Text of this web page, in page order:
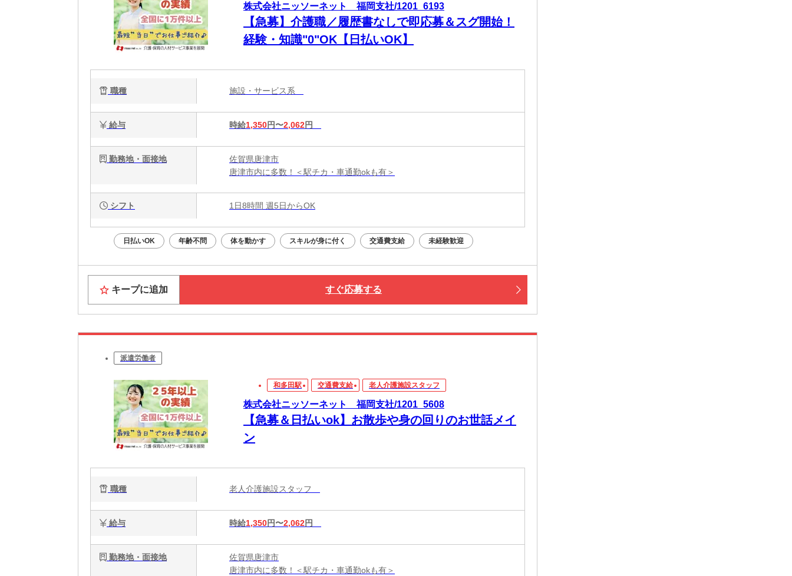
株式会社ニッソーネット 福岡支社/1201_6193
【急募】介護職／履歴書なしで即応募＆スグ開始！
経験・知識"0"OK【日払いOK】
職種 施設・サービス系
給与 時給1,350円〜2,062円
勤務地・面接地
佐賀県唐津市
唐津市内に多数！＜駅チカ・車通勤okも有＞
シフト 1日8時間 週5日からOK
日払いOK 年齢不問 体を動かす スキルが身に付く 交通費支給 未経験歓迎
キープに追加 すぐ応募する
派遣労働者
和多田駅 交通費支給 老人介護施設スタッフ
株式会社ニッソーネット 福岡支社/1201_5608
【急募＆日払いok】お散歩や身の回りのお世話メイ
ン
職種 老人介護施設スタッフ
給与 時給1,350円〜2,062円
勤務地・面接地
佐賀県唐津市
唐津市内に多数！＜駅チカ・車通勤okも有＞